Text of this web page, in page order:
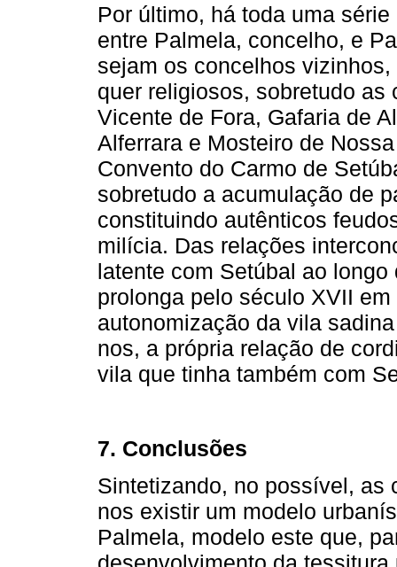
Por último, há toda uma
entre Palmela, concelho, e
sejam os concelhos
quer religiosos, sobretudo
Vicente de Fora, Gafaria de
Alferrara e Mosteiro de
Convento do Carmo de
sobretudo a acumulação de
constituindo autênticos
milícia. Das relações
latente com Setúbal ao
prolonga pelo século XVII
autonomização da vila
nos, a própria relação de
vila que tinha também com
7. Conclusões
Sintetizando, no possível, as
nos existir um modelo
Palmela, modelo este que,